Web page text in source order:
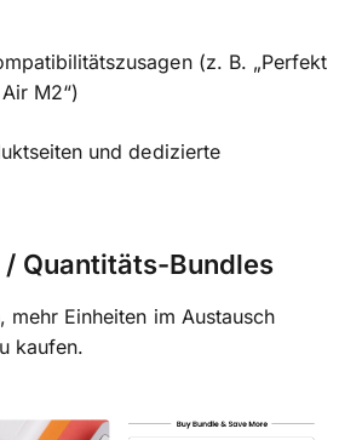
(z. B. „Perfekt
M2“)
und dedizierte
Quantitäts-Bundles
mehr Einheiten im Austausch
kaufen.